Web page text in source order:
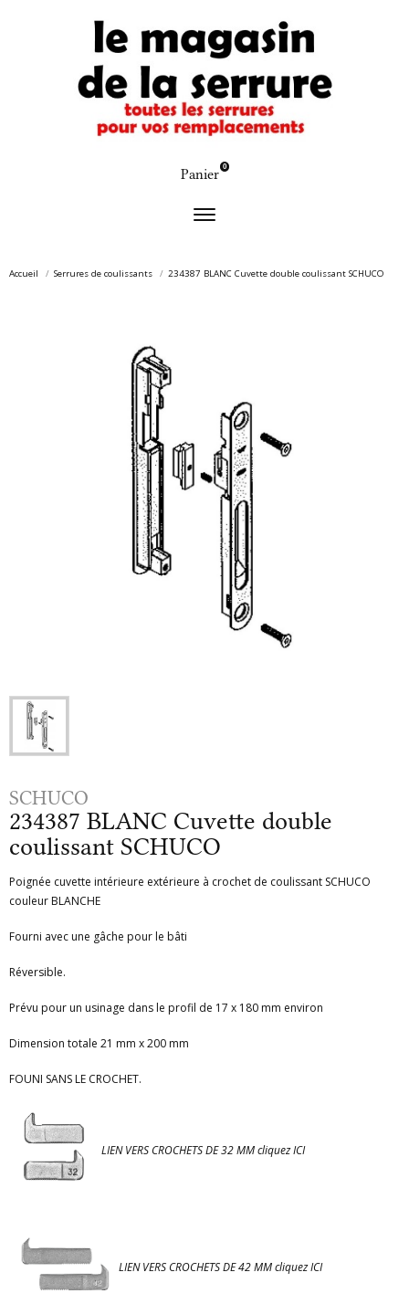
Panier 0
Accueil Serrures de coulissants 234387 BLANC Cuvette double coulissant SCHUCO
SCHUCO
234387 BLANC Cuvette double
coulissant SCHUCO
Poignée cuvette intérieure extérieure à crochet de coulissant SCHUCO
couleur BLANCHE
Fourni avec une gâche pour le bâti
Réversible.
Prévu pour un usinage dans le profil de 17 x 180 mm environ
Dimension totale 21 mm x 200 mm
FOUNI SANS LE CROCHET.
LIEN VERS CROCHETS DE 32 MM cliquez ICI
LIEN VERS CROCHETS DE 42 MM cliquez ICI